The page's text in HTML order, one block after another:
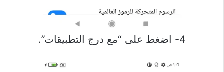
4- اضغط على “مع درج التطبيقات”.